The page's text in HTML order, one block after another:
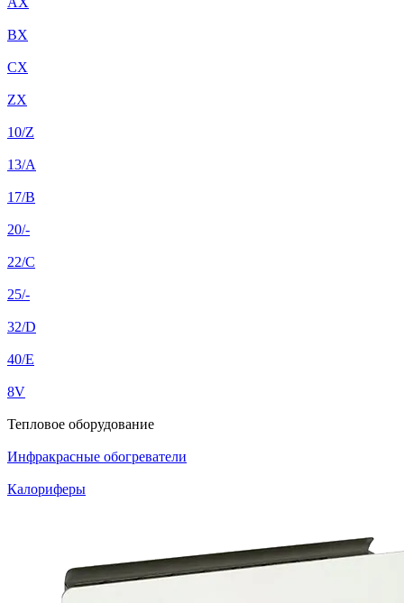
BX
CX
ZX
10/Z
13/A
17/B
20/-
22/C
25/-
32/D
40/E
8V
Тепловое оборудование
Инфракрасные обогреватели
Калориферы